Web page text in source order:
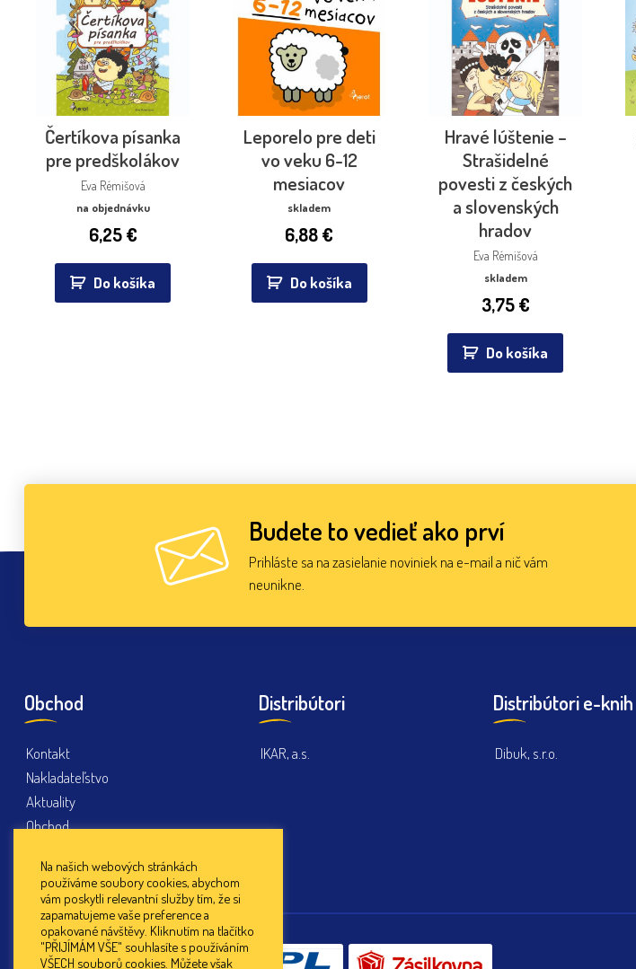
Čertíkova písanka
pre predškolákov
Eva Rémišová
na objednávku
6,25€
Do košíka
Leporelo pre deti
vo veku 6-12
mesiacov
skladem
6,88€
Do košíka
Hravé lúštenie –
Strašidelné
povesti z českých
a slovenských
hradov
Eva Rémišová
skladem
3,75€
Do košíka
Budete to vedieť ako prví
Prihláste sa na zasielanie noviniek na e-mail a nič vám
neunikne.
Obchod
Kontakt
Nakladateľstvo
Aktuality
Obchod
Distribútori
IKAR, a.s.
Distribútori e-knih
Dibuk, s.r.o.
Na našich webových stránkách
používáme soubory cookies, abychom
vám poskytli relevantní služby tím, že si
zapamatujeme vaše preference a
opakované návštěvy. Kliknutím na tlačítko
"PŘIJÍMÁM VŠE" souhlasíte s používáním
VŠECH souborů cookies. Můžete však